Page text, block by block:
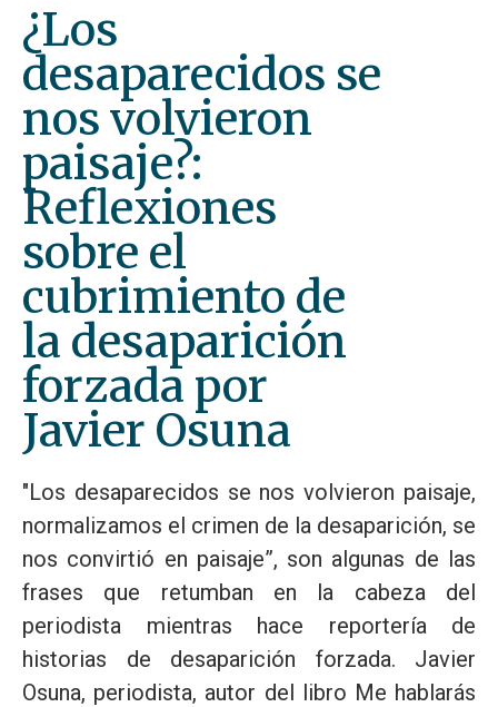
¿Los
desaparecidos se
nos volvieron
paisaje?:
Reflexiones
sobre el
cubrimiento de
la desaparición
forzada por
Javier Osuna
"Los desaparecidos se nos volvieron paisaje,
normalizamos el crimen de la desaparición, se
nos convirtió en paisaje”, son algunas de las
frases que retumban en la cabeza del
periodista mientras hace reportería de
historias de desaparición forzada. Javier
Osuna, periodista, autor del libro Me hablarás